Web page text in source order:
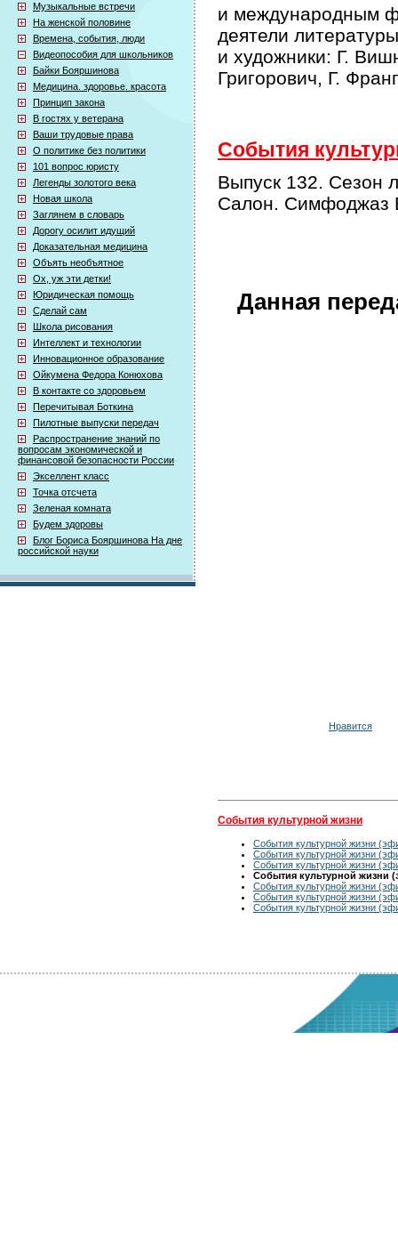
Музыкальные встречи
На женской половине
Времена, события, люди
Видеопособия для школьников
Байки Бояршинова
Медицина. здоровье. красота
Принцип закона
В гостях у ветерана
Ваши трудовые права
О политике без политики
101 вопрос юристу
Легенды золотого века
Новая школа
Заглянем в словарь
Дорогу осилит идущий
Доказательная медицина
Объять необъятное
Ох, уж эти детки!
Юридическая помощь
Сделай сам
Школа рисования
Интеллект и технологии
Инновационное образование
Ойкумена Федора Конюхова
В контакте со здоровьем
Перечитывая Боткина
Пилотные выпуски передач
Распространение знаний по
вопросам экономической и
финансовой безопасности России
Экселлент класс
Точка отсчета
Зеленая комната
Будем здоровы
Блог Бориса Бояршинова На дне
российской науки
и международным
деятели
и художники: Г.
Григорович, Г.
События
Выпуск 132. Сезон
Салон. Симфоджаз
Данная
Нравится
События культурной жизни
События культурной жизни
События культурной жизни
События культурной жизни
События культурной жизни
События культурной жизни
События культурной жизни
События культурной жизни